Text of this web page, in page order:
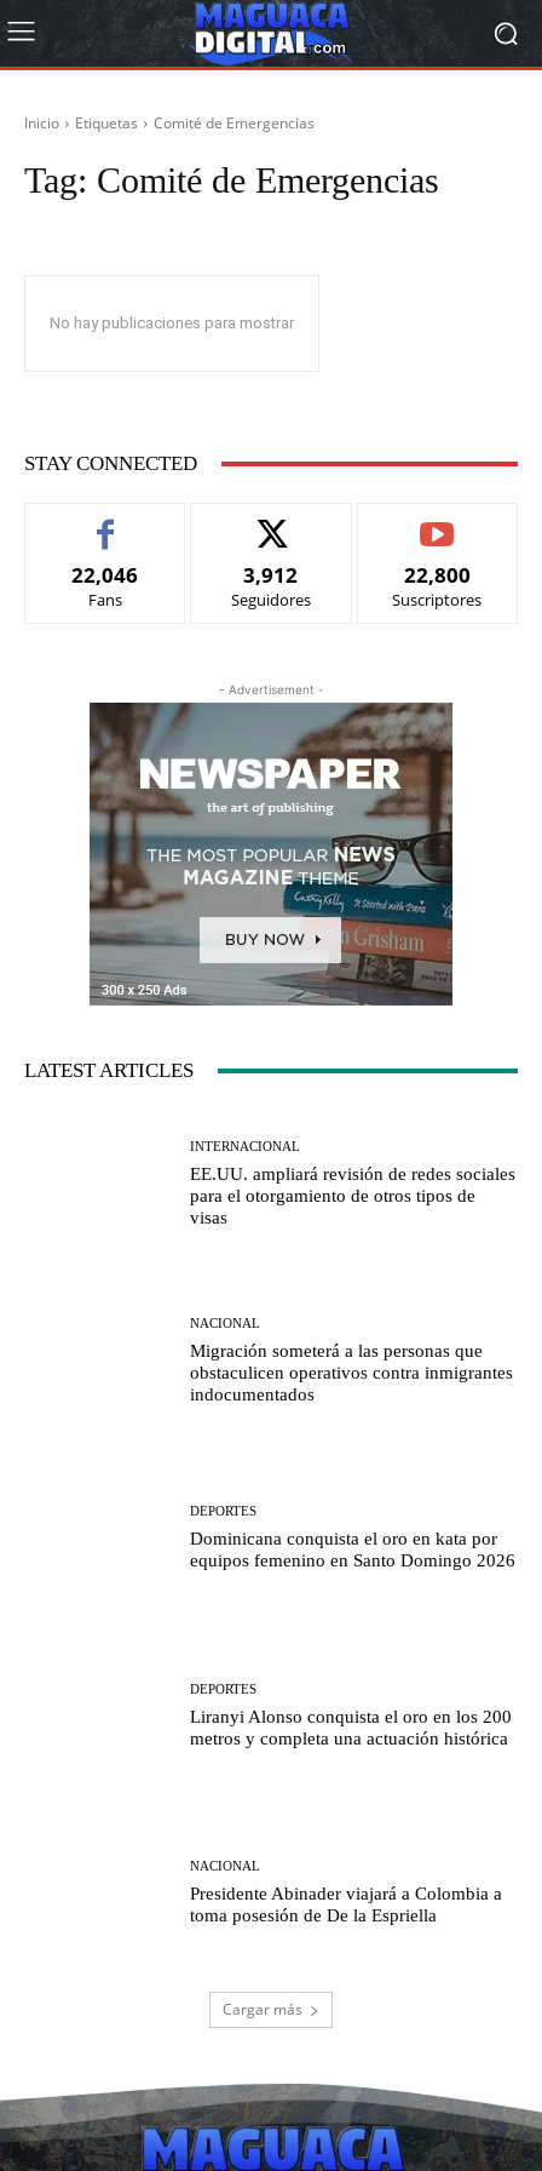
Inicio Etiquetas Comité de Emergencias
Tag: Comité de Emergencias
No hay publicaciones para mostrar
STAY CONNECTED
22,046
Fans
3,912
Seguidores
22,800
Suscriptores
- Advertisement -
LATEST ARTICLES
INTERNACIONAL
EE.UU. ampliará revisión de redes sociales
para el otorgamiento de otros tipos de
visas
NACIONAL
Migración someterá a las personas que
obstaculicen operativos contra inmigrantes
indocumentados
DEPORTES
Dominicana conquista el oro en kata por
equipos femenino en Santo Domingo 2026
DEPORTES
Liranyi Alonso conquista el oro en los 200
metros y completa una actuación histórica
NACIONAL
Presidente Abinader viajará a Colombia a
toma posesión de De la Espriella
Cargar más